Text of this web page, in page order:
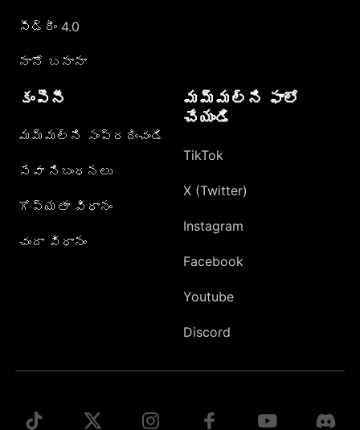
సీడ్రీం 4.0
నానో బనానా
కంపెనీ
మమ్మల్ని సంప్రదించండి
సేవా నిబంధనలు
గోప్యతా విధానం
చందా విధానం
మమ్మల్ని ఫాలో
చేయండి
TikTok
X (Twitter)
Instagram
Facebook
Youtube
Discord